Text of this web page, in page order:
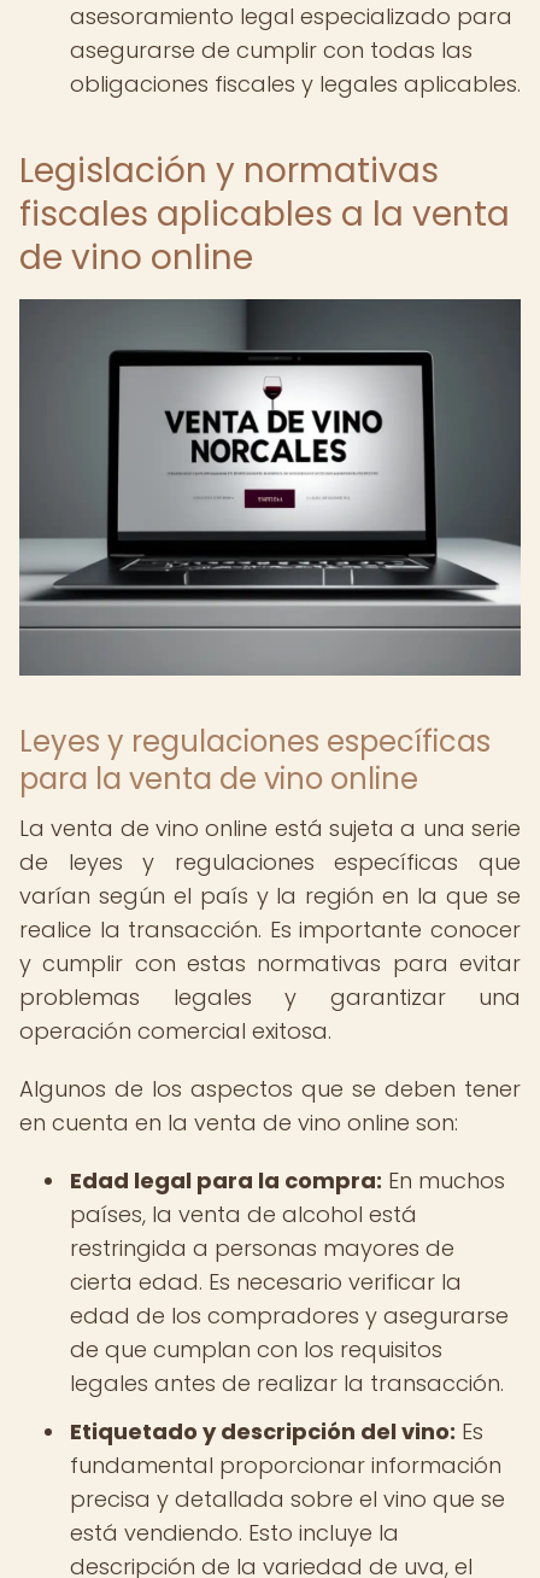
asesoramiento legal especializado para
asegurarse de cumplir con todas las
obligaciones fiscales y legales aplicables.
Legislación y normativas
fiscales aplicables a la venta
de vino online
Leyes y regulaciones específicas
para la venta de vino online
La venta de vino online está sujeta a una serie
de leyes y regulaciones específicas que
varían según el país y la región en la que se
realice la transacción. Es importante conocer
y cumplir con estas normativas para evitar
problemas legales y garantizar una
operación comercial exitosa.
Algunos de los aspectos que se deben tener
en cuenta en la venta de vino online son:
Edad legal para la compra: En muchos
países, la venta de alcohol está
restringida a personas mayores de
cierta edad. Es necesario verificar la
edad de los compradores y asegurarse
de que cumplan con los requisitos
legales antes de realizar la transacción.
Etiquetado y descripción del vino: Es
fundamental proporcionar información
precisa y detallada sobre el vino que se
está vendiendo. Esto incluye la
descripción de la variedad de uva, el